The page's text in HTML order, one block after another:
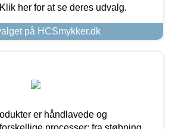
her for at se deres udvalg.
på HCSmykker.dk
er håndlavede og